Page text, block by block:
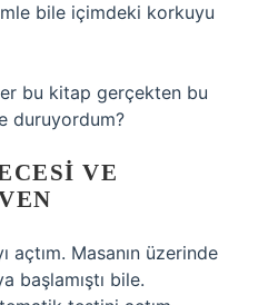
bile içimdeki korkuyu
bu kitap gerçekten bu
duruyordum?
VE
açtım. Masanın üzerinde
başlamıştı bile.